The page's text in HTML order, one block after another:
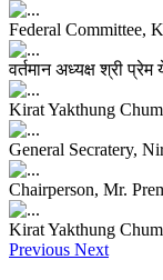
Federal Committee,
वर्तमान अध्यक्ष श्री प्रेम
Kirat Yakthung
General Secratery,
Chairperson, Mr.
Kirat Yakthung
Previous Next